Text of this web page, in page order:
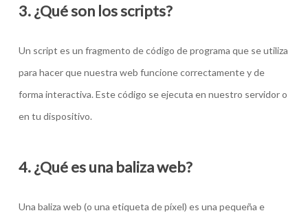
3. ¿Qué son los scripts?
Un script es un fragmento de código de programa que se utiliza
para hacer que nuestra web funcione correctamente y de
forma interactiva. Este código se ejecuta en nuestro servidor o
en tu dispositivo.
4. ¿Qué es una baliza web?
Una baliza web (o una etiqueta de píxel) es una pequeña e